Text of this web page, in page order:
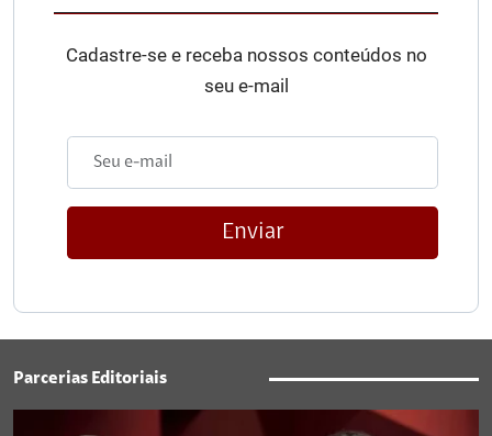
Cadastre-se e receba nossos conteúdos no
seu e-mail
Enviar
Parcerias Editoriais